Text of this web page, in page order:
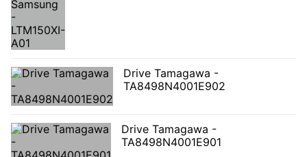
Drive Tamagawa -
TA8498N4001E902
Drive Tamagawa -
TA8498N4001E901